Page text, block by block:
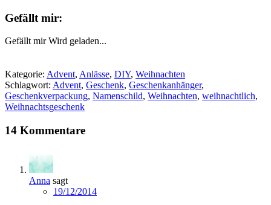
Gefällt mir:
Gefällt mir Wird geladen...
Kategorie: Advent, Anlässe, DIY, Weihnachten
Schlagwort: Advent, Geschenk, Geschenkanhänger,
Geschenkverpackung, Namenschild, Weihnachten, weihnachtlich,
Weihnachtsgeschenk
14 Kommentare
Anna sagt
19/12/2014